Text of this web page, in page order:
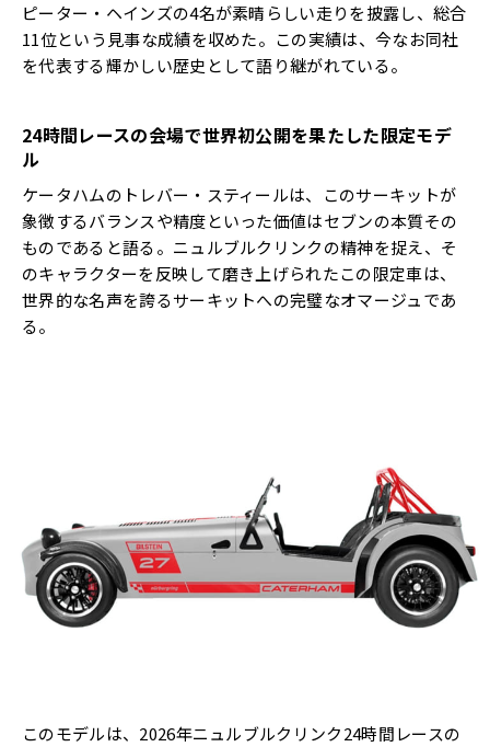
ピーター・ヘインズの4名が素晴らしい走りを披露し、総合
11位という見事な成績を収めた。この実績は、今なお同社
を代表する輝かしい歴史として語り継がれている。
24時間レースの会場で世界初公開を果たした限定モデ
ル
ケータハムのトレバー・スティールは、このサーキットが
象徴するバランスや精度といった価値はセブンの本質その
ものであると語る。ニュルブルクリンクの精神を捉え、そ
のキャラクターを反映して磨き上げられたこの限定車は、
世界的な名声を誇るサーキットへの完璧なオマージュであ
る。
このモデルは、2026年ニュルブルクリンク24時間レースの